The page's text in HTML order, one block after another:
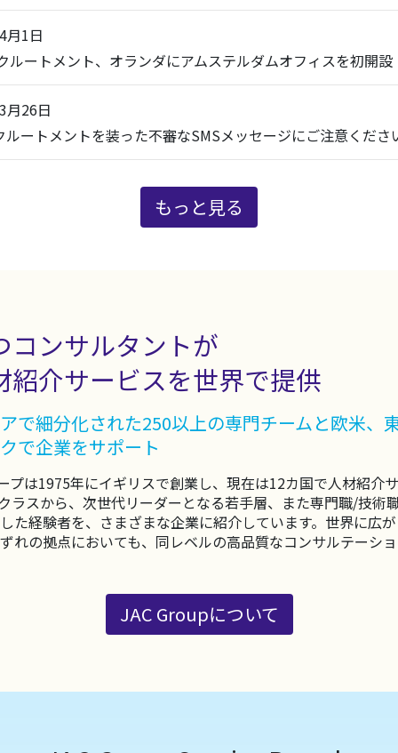
月1日
ルートメント、オランダにアムステルダムオフィスを初開設
月26日
ルートメントを装った不審なSMSメッセージにご注意くださ
もっと見る
コンサルタントが
紹介サービスを世界で提供
で細分化された250以上の専門チームと欧米、
で企業をサポート
プは1975年にイギリスで創業し、現在は12カ国で人材紹介
ラスから、次世代リーダーとなる若手層、また専門職/技術
た経験者を、さまざまな企業に紹介しています。世界に広
れの拠点においても、同レベルの高品質なコンサルテーシ
JAC Groupについて